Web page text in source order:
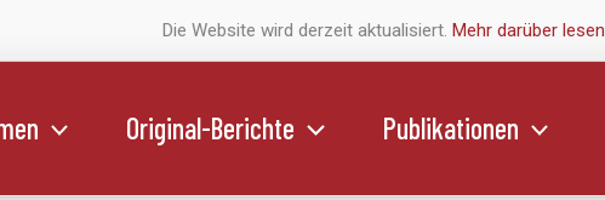
Die Website wird derzeit aktualisiert. Mehr darüber lesen
Original-Berichte Publikationen